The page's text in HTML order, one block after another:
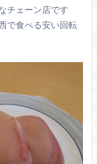
チェーン店です
で食べる安い回転